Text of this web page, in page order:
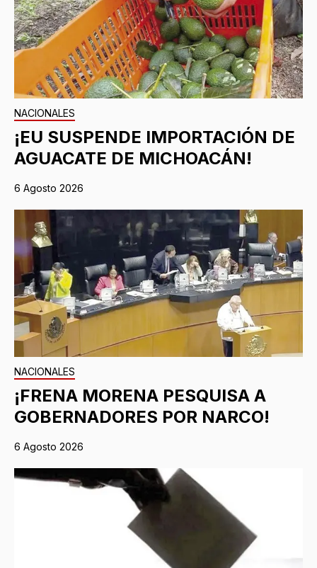
NACIONALES
¡EU SUSPENDE IMPORTACIÓN DE
AGUACATE DE MICHOACÁN!
6 Agosto 2026
NACIONALES
¡FRENA MORENA PESQUISA A
GOBERNADORES POR NARCO!
6 Agosto 2026